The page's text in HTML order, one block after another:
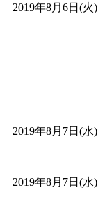
「 み
de
2019年8月6日(火)
2019年8月7日(水)
2019年8月7日(水)